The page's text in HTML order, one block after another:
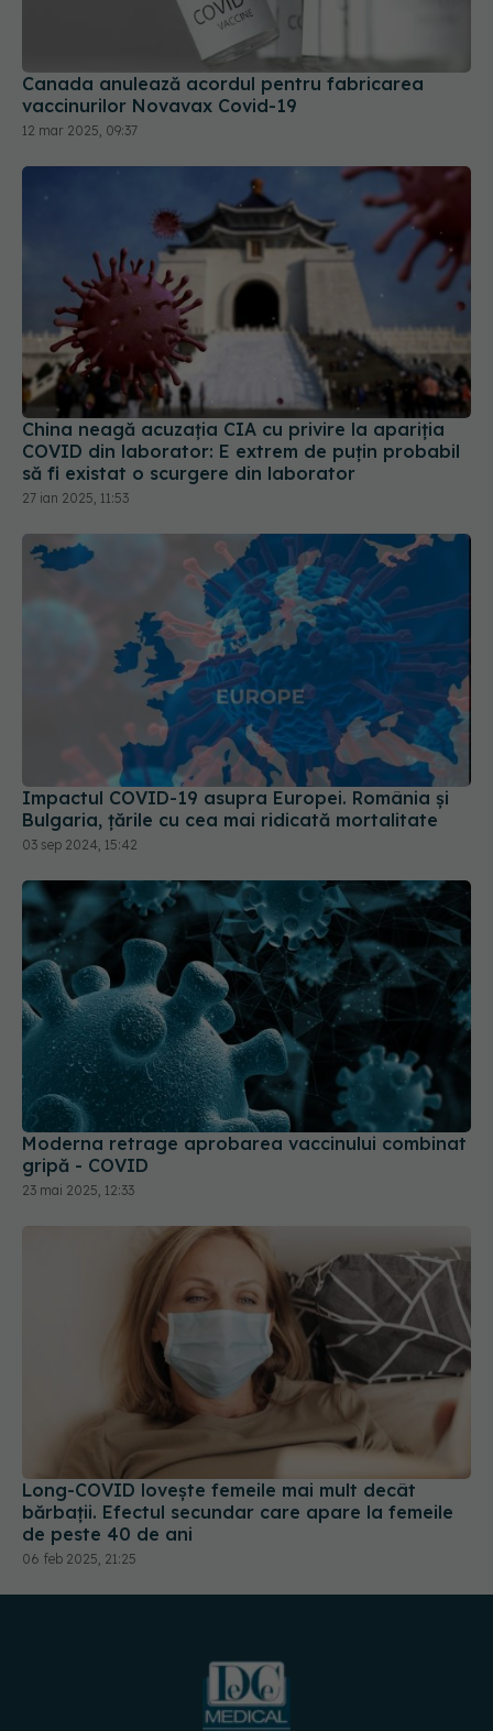
Canada anulează acordul pentru fabricarea
vaccinurilor Novavax Covid-19
12 mar 2025, 09:37
China neagă acuzația CIA cu privire la apariția
COVID din laborator: E extrem de puţin probabil
să fi existat o scurgere din laborator
27 ian 2025, 11:53
Impactul COVID-19 asupra Europei. România și
Bulgaria, țările cu cea mai ridicată mortalitate
03 sep 2024, 15:42
Moderna retrage aprobarea vaccinului combinat
gripă - COVID
23 mai 2025, 12:33
Long-COVID lovește femeile mai mult decât
bărbații. Efectul secundar care apare la femeile
de peste 40 de ani
06 feb 2025, 21:25